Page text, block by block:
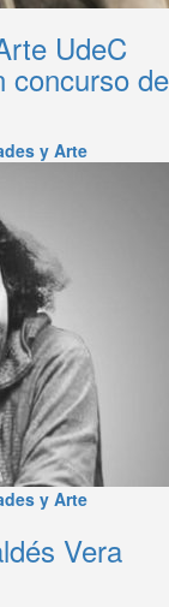
UdeC
concurso de
y Arte
y Arte
Vera